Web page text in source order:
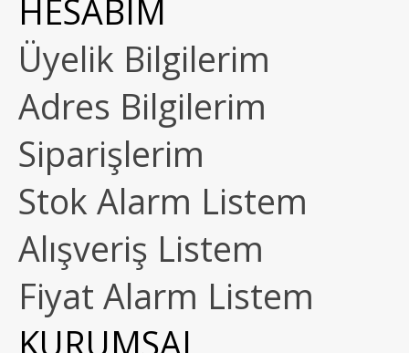
HESABIM
Üyelik Bilgilerim
Adres Bilgilerim
Siparişlerim
Stok Alarm Listem
Alışveriş Listem
Fiyat Alarm Listem
KURUMSAL